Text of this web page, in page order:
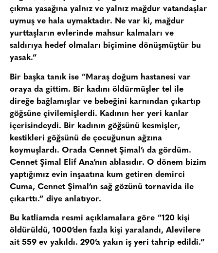
çıkma yasağına yalnız ve yalnız mağdur vatandaşlar
uymuş ve hala uymaktadır. Ne var ki, mağdur
yurttaşların evlerinde mahsur kalmaları ve
saldırıya hedef olmaları biçimine dönüşmüştür bu
yasak.”
Bir başka tanık ise “Maraş doğum hastanesi var
oraya da gittim. Bir kadını öldürmüşler tel ile
direğe bağlamışlar ve bebeğini karnından çıkartıp
göğsüne çivilemişlerdi. Kadının her yeri kanlar
içerisindeydi. Bir kadının göğsünü kesmişler,
kestikleri göğsünü de çocuğunun ağzına
koymuşlardı. Orada Cennet Şimal’ı da gördüm.
Cennet Şimal Elif Ana’nın ablasıdır. O dönem bizim
yaptığımız evin inşaatına kum getiren demirci
Cuma, Cennet Şimal’ın sağ gözünü tornavida ile
çıkarttı.” diye anlatıyor.
Bu katliamda resmi açıklamalara göre “120 kişi
öldürüldü, 1000’den fazla kişi yaralandı, Alevilere
ait 559 ev yakıldı. 290’a yakın iş yeri tahrip edildi.”